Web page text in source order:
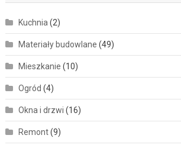
Kuchnia (2)
Materiały budowlane (49)
Mieszkanie (10)
Ogród (4)
Okna i drzwi (16)
Remont(9)